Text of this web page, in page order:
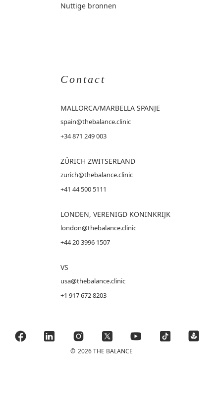
Nuttige bronnen
Contact
MALLORCA/MARBELLA SPANJE
spain@thebalance.clinic
+34 871 249 003
ZÜRICH ZWITSERLAND
zurich@thebalance.clinic
+41 44 500 5111
LONDEN, VERENIGD KONINKRIJK
london@thebalance.clinic
+44 20 3996 1507
VS
usa@thebalance.clinic
+1 917 672 8203
© 2026 THE BALANCE